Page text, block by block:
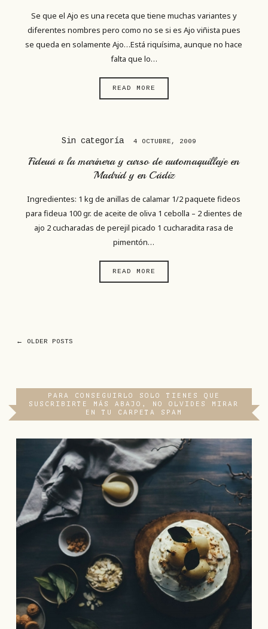
Se que el Ajo es una receta que tiene muchas variantes y
diferentes nombres pero como no se si es Ajo viñista pues
se queda en solamente Ajo…Está riquísima, aunque no hace
falta que lo…
READ MORE
Sin categoría 4 OCTUBRE, 2009
Fideuá a la marinera y curso de automaquillaje en
Madrid y en Cádiz
Ingredientes: 1 kg de anillas de calamar 1/2 paquete fideos
para fideua 100 gr. de aceite de oliva 1 cebolla – 2 dientes de
ajo 2 cucharadas de perejil picado 1 cucharadita rasa de
pimentón…
READ MORE
← OLDER POSTS
PARA CONSEGUIRLO SOLO TIENES QUE
SUSCRIBIRTE MÁS ABAJO, NO OLVIDES MIRAR
EN TU CARPETA SPAM